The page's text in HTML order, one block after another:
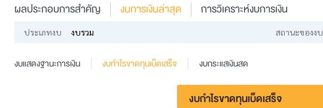
ผลประกอบการสำคัญ งบการเงินล่าสุด การวิเคราะห์งบการเงิน
ประเภทงบ งบรวม สถานะของงบ
งบแสดงฐานะการเงิน งบกำไรขาดทุนเบ็ดเสร็จ งบกระแสเงินสด
งบกำไรขาดทุนเบ็ดเสร็จ